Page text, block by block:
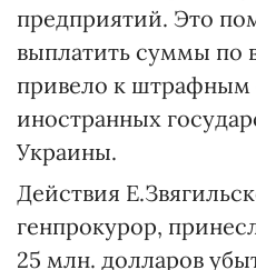
предприятий. Это
выплатить суммы по
привело к штрафным
иностранных
Украины.
Действия
генпрокурор,
25 млн. долларов